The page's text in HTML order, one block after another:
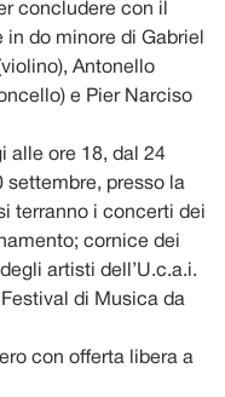
concludere con il
do minore di Gabriel
Antonello
e Pier Narciso
alle ore 18, dal 24
settembre, presso la
terranno i concerti dei
cornice dei
artisti dell’U.c.a.i.
di Musica da
con offerta libera a